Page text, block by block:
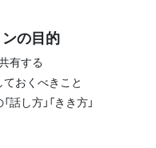
の目的
有する
おくべきこと
し方」「きき方」